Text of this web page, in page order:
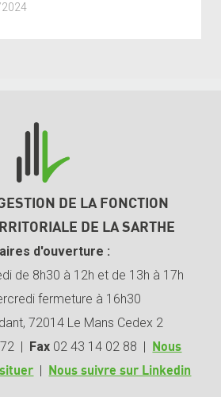
DE LA FONCTION
DE LA SARTHE
d'ouverture :
de 8h30 à 12h et de 13h à 17h
fermeture à 16h30
72014 Le Mans Cedex 2
| Fax 02 43 14 02 88 |
Nous
Nous suivre sur Linkedin